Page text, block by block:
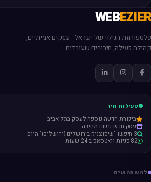
WEBEZIER
פלטפורמת הגילוי של ישראל - עסקים אמיתיים,
קהילה פעילה, חיבורים שעובדים.
פעילות חיה
ביקורת חדשה נוספה לעסק בתל אביב
עסק חדש נרשם מחיפה
3 חיפשו "שיפוצניק בירושלים (ירושלים)" היום
82 פניות וואטסאפ ב-24 שעות
למשתמשים